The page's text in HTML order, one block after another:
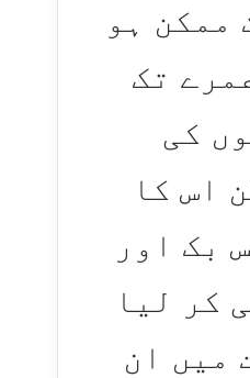
ممکن ہو
تک
کی
اس کا
بک اور
کر لیا
میں ان